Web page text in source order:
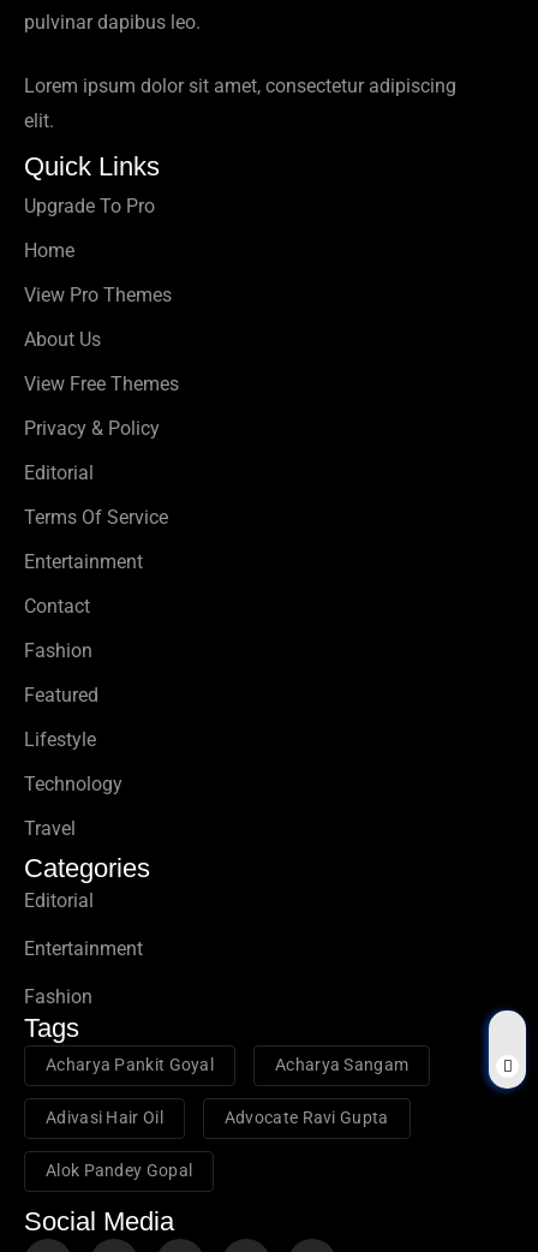
pulvinar dapibus leo.
Lorem ipsum dolor sit amet, consectetur adipiscing
elit.
Quick Links
Upgrade To Pro
Home
View Pro Themes
About Us
View Free Themes
Privacy & Policy
Editorial
Terms Of Service
Entertainment
Contact
Fashion
Featured
Lifestyle
Technology
Travel
Categories
Editorial
Entertainment
Fashion
Tags
Acharya Pankit Goyal Acharya Sangam
Adivasi Hair Oil Advocate Ravi Gupta
Alok Pandey Gopal
Social Media